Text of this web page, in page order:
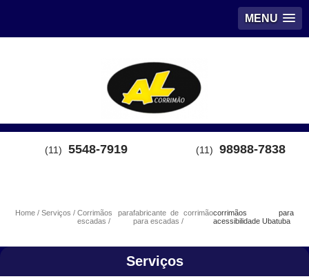
MENU
(11) 5548-7919 (11) 98988-7838
Home Serviços
Corrimãos para
escadas
fabricante de corrimão
para escadas
corrimãos para
acessibilidade Ubatuba
Serviços